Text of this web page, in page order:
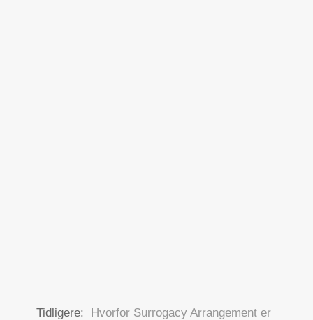
Tidligere:
Hvorfor Surrogacy Arrangement er